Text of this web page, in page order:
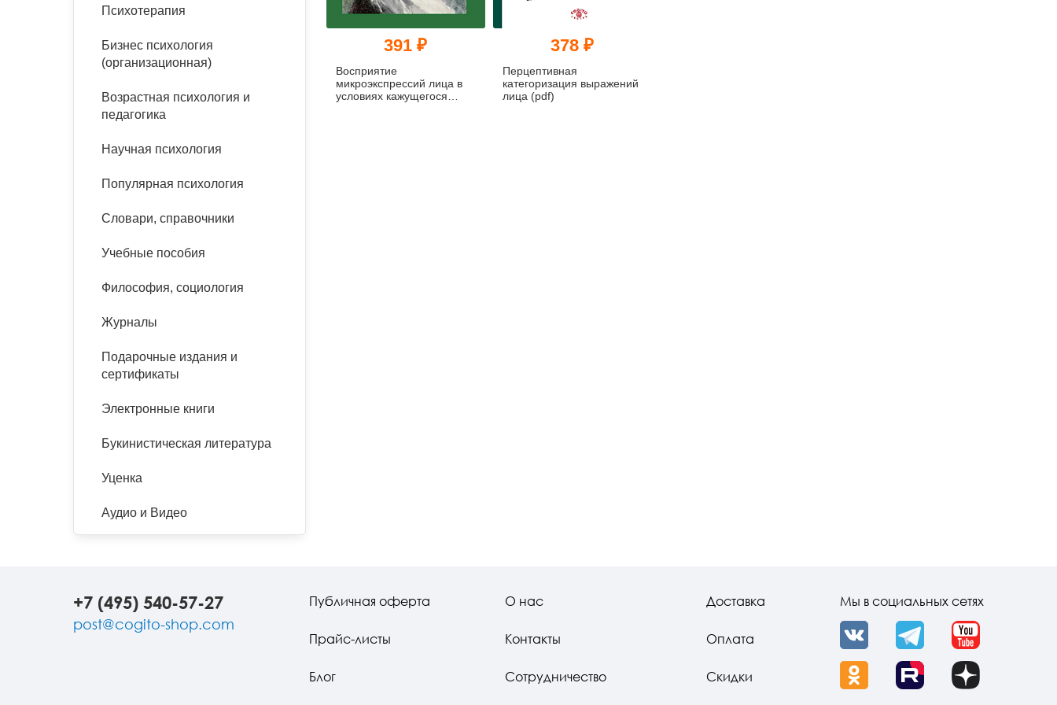
панические атаки
Психодрама
Сказкотерапия
психотерапии
Классический, эриксоновский
эргономика
Социальная психология
Психология развития
организационная психология
психоанализ
Психотерапия
Бизнес психология
(организационная)
Возрастная психология и
педагогика
Научная психология
Популярная психология
Словари, справочники
Учебные пособия
Философия, социология
Журналы
Подарочные издания и
сертификаты
Электронные книги
Букинистическая литература
Уценка
Аудио и Видео
391 ₽
Восприятие
микроэкспрессий лица в
условиях кажущегося
378 ₽
Перцептивная
категоризация выражений
лица (pdf)
+7 (495) 540-57-27
post@cogito-shop.com
Публичная оферта
Прайс-листы
Блог
О нас
Контакты
Сотрудничество
Доставка
Оплата
Скидки
Мы в социальных сетях
VK Telegram YouTube
OK Rutube Dzen